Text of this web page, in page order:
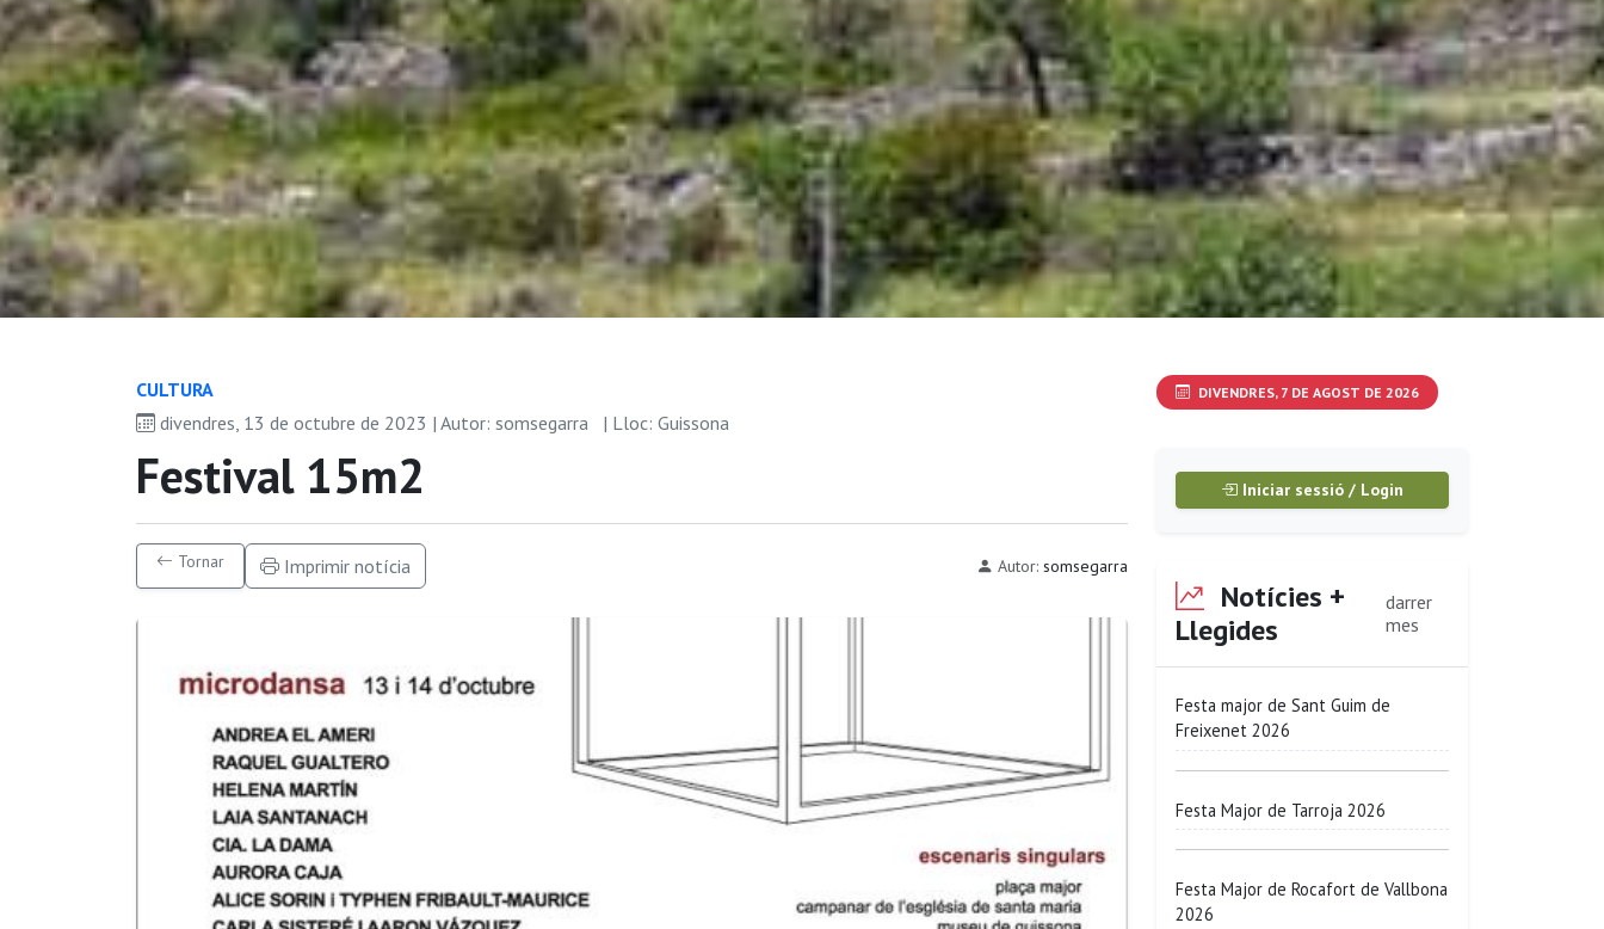
CULTURA
divendres, 13 de octubre de 2023 | Autor: somsegarra
| Lloc: Guissona
Festival 15m2
Tornar Imprimir notícia Autor: somsegarra
DIVENDRES, 7 DE AGOST DE 2026
Iniciar sessió / Login
Notícies +
Llegides
darrer
mes
Festa major de Sant Guim de
Freixenet 2026
Festa Major de Tarroja 2026
Festa Major de Rocafort de Vallbona
2026